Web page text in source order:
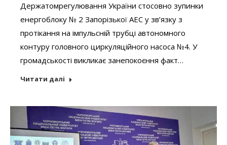
Держатомрегулювання України стосовно зупинки
енергоблоку № 2 Запорізької АЕС у зв’язку з
протікання на імпульсній трубці автономного
контуру головного циркуляційного насоса №4. У
громадськості викликає занепокоєння факт…
Читати далі